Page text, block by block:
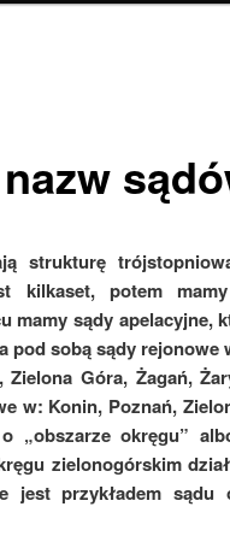
strukturę
kilkaset, potem
mamy sądy apelacyjne,
pod sobą sądy
Zielona Góra, Żagań,
w: Konin, Poznań,
„obszarze okręgu”
zielonogórskim
jest przykładem sądu